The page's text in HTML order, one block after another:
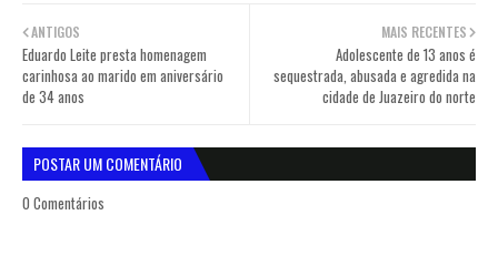
MAIS RECENTES
Adolescente de 13 anos é
sequestrada, abusada e agredida na
cidade de Juazeiro do norte
ANTIGOS
Eduardo Leite presta homenagem
carinhosa ao marido em aniversário
de 34 anos
POSTAR UM COMENTÁRIO
0 Comentários